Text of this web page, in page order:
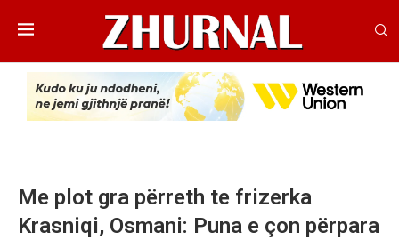
Me plot gra përreth te frizerka
Krasniqi, Osmani: Puna e çon përpara